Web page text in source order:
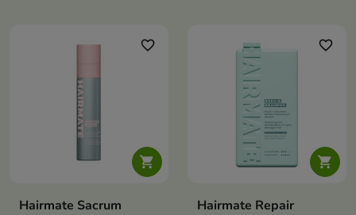

favorite_border
Hairmate Sacrum

favorite_border
Hairmate Repair